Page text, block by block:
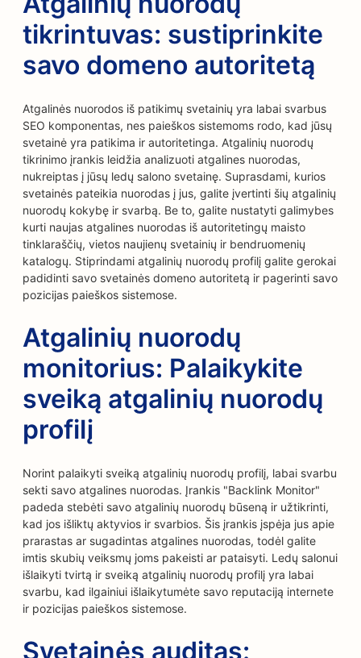
tikrintuvas: sustiprinkite
savo domeno autoritetą
Atgalinės nuorodos iš patikimų svetainių yra labai svarbus
SEO komponentas, nes paieškos sistemoms rodo, kad jūsų
svetainė yra patikima ir autoritetinga. Atgalinių nuorodų
tikrinimo įrankis leidžia analizuoti atgalines nuorodas,
nukreiptas į jūsų ledų salono svetainę. Suprasdami, kurios
svetainės pateikia nuorodas į jus, galite įvertinti šių atgalinių
nuorodų kokybę ir svarbą. Be to, galite nustatyti galimybes
kurti naujas atgalines nuorodas iš autoritetingų maisto
tinklaraščių, vietos naujienų svetainių ir bendruomenių
katalogų. Stiprindami atgalinių nuorodų profilį galite gerokai
padidinti savo svetainės domeno autoritetą ir pagerinti savo
pozicijas paieškos sistemose.
Atgalinių nuorodų
monitorius: Palaikykite
sveiką atgalinių nuorodų
profilį
Norint palaikyti sveiką atgalinių nuorodų profilį, labai svarbu
sekti savo atgalines nuorodas. Įrankis "Backlink Monitor"
padeda stebėti savo atgalinių nuorodų būseną ir užtikrinti,
kad jos išliktų aktyvios ir svarbios. Šis įrankis įspėja jus apie
prarastas ar sugadintas atgalines nuorodas, todėl galite
imtis skubių veiksmų joms pakeisti ar pataisyti. Ledų salonui
išlaikyti tvirtą ir sveiką atgalinių nuorodų profilį yra labai
svarbu, kad ilgainiui išlaikytumėte savo reputaciją internete
ir pozicijas paieškos sistemose.
Svetainės auditas: